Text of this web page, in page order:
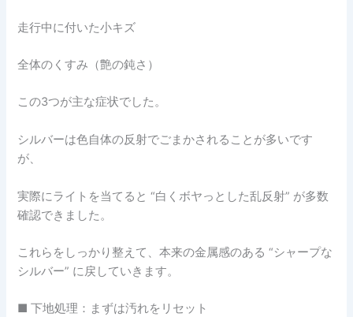
走行中に付いた小キズ
全体のくすみ（艶の鈍さ）
この3つが主な症状でした。
シルバーは色自体の反射でごまかされることが多いです
が、
実際にライトを当てると “白くボヤっとした乱反射” が多数
確認できました。
これらをしっかり整えて、本来の金属感のある “シャープな
シルバー” に戻していきます。
■ 下地処理：まずは汚れをリセット